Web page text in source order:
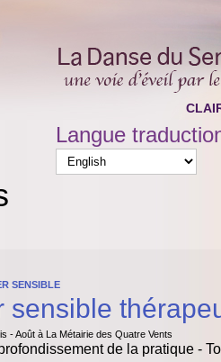
Langue
SENSIBLE
sensible
- Août à La Métairie des Quatre Vents
de la pratique -